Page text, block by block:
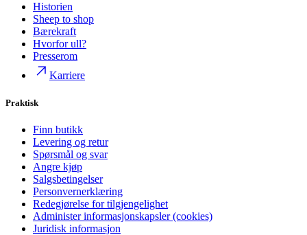
Historien
Sheep to shop
Bærekraft
Hvorfor ull?
Presserom
Karriere
Praktisk
Finn butikk
Levering og retur
Spørsmål og svar
Angre kjøp
Salgsbetingelser
Personvernerklæring
Redegjørelse for tilgjengelighet
Administer informasjonskapsler (cookies)
Juridisk informasjon